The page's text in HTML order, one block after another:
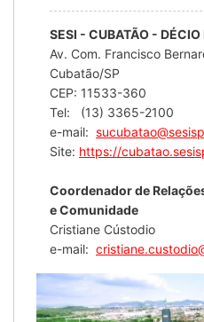
SESI - CUBATÃO - DÉCIO
Av. Com. Francisco
Cubatão/SP
CEP: 11533-360
Tel: (13) 3365-2100
e-mail:
Site: https://
Coordenador de
e Comunidade
Cristiane Cústodio
e-mail: